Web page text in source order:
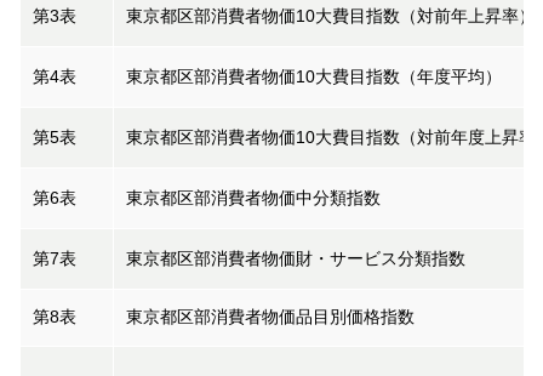
第3表 東京都区部消費者物価10大費目指数（対前年上昇率）
第4表 東京都区部消費者物価10大費目指数（年度平均）
第5表 東京都区部消費者物価10大費目指数（対前年度上昇率
第6表 東京都区部消費者物価中分類指数
第7表 東京都区部消費者物価財・サービス分類指数
第8表 東京都区部消費者物価品目別価格指数